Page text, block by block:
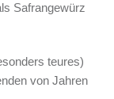
Safrangewürz
teures)
von Jahren